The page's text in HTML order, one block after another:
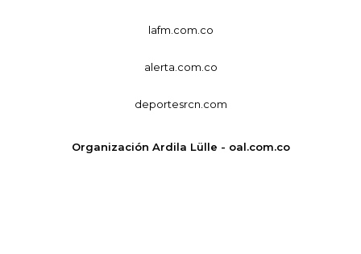
lafm.com.co
alerta.com.co
deportesrcn.com
Organización Ardila Lülle - oal.com.co